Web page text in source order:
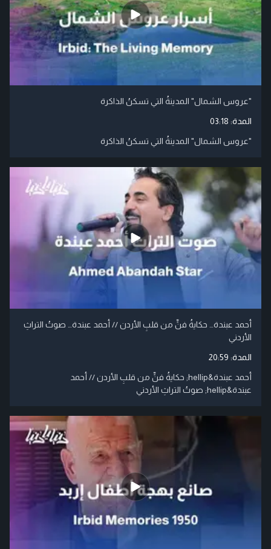
"عروس الشمال" المدينةُ التي تسكنُ الذاكرة
المدة: 03:18
"عروس الشمال" المدينةُ التي تسكنُ الذاكرة
أحمد عبندة… حكايةُ فنٍّ من قلبِ الأردن // أحمد عبندة… صوتُ التراثِ
الأردني
المدة: 20:59
أحمد عبندة&hellip; حكايةُ فنٍّ من قلبِ الأردن // أحمد
عبندة&hellip; صوتُ التراثِ الأردني